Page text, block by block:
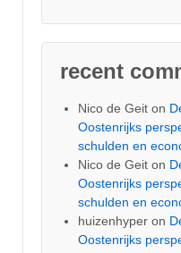
recent
Nico de Geit on
Oostenrijks
schulden en
Nico de Geit on
Oostenrijks
schulden en
huizenhyper on
Oostenrijks